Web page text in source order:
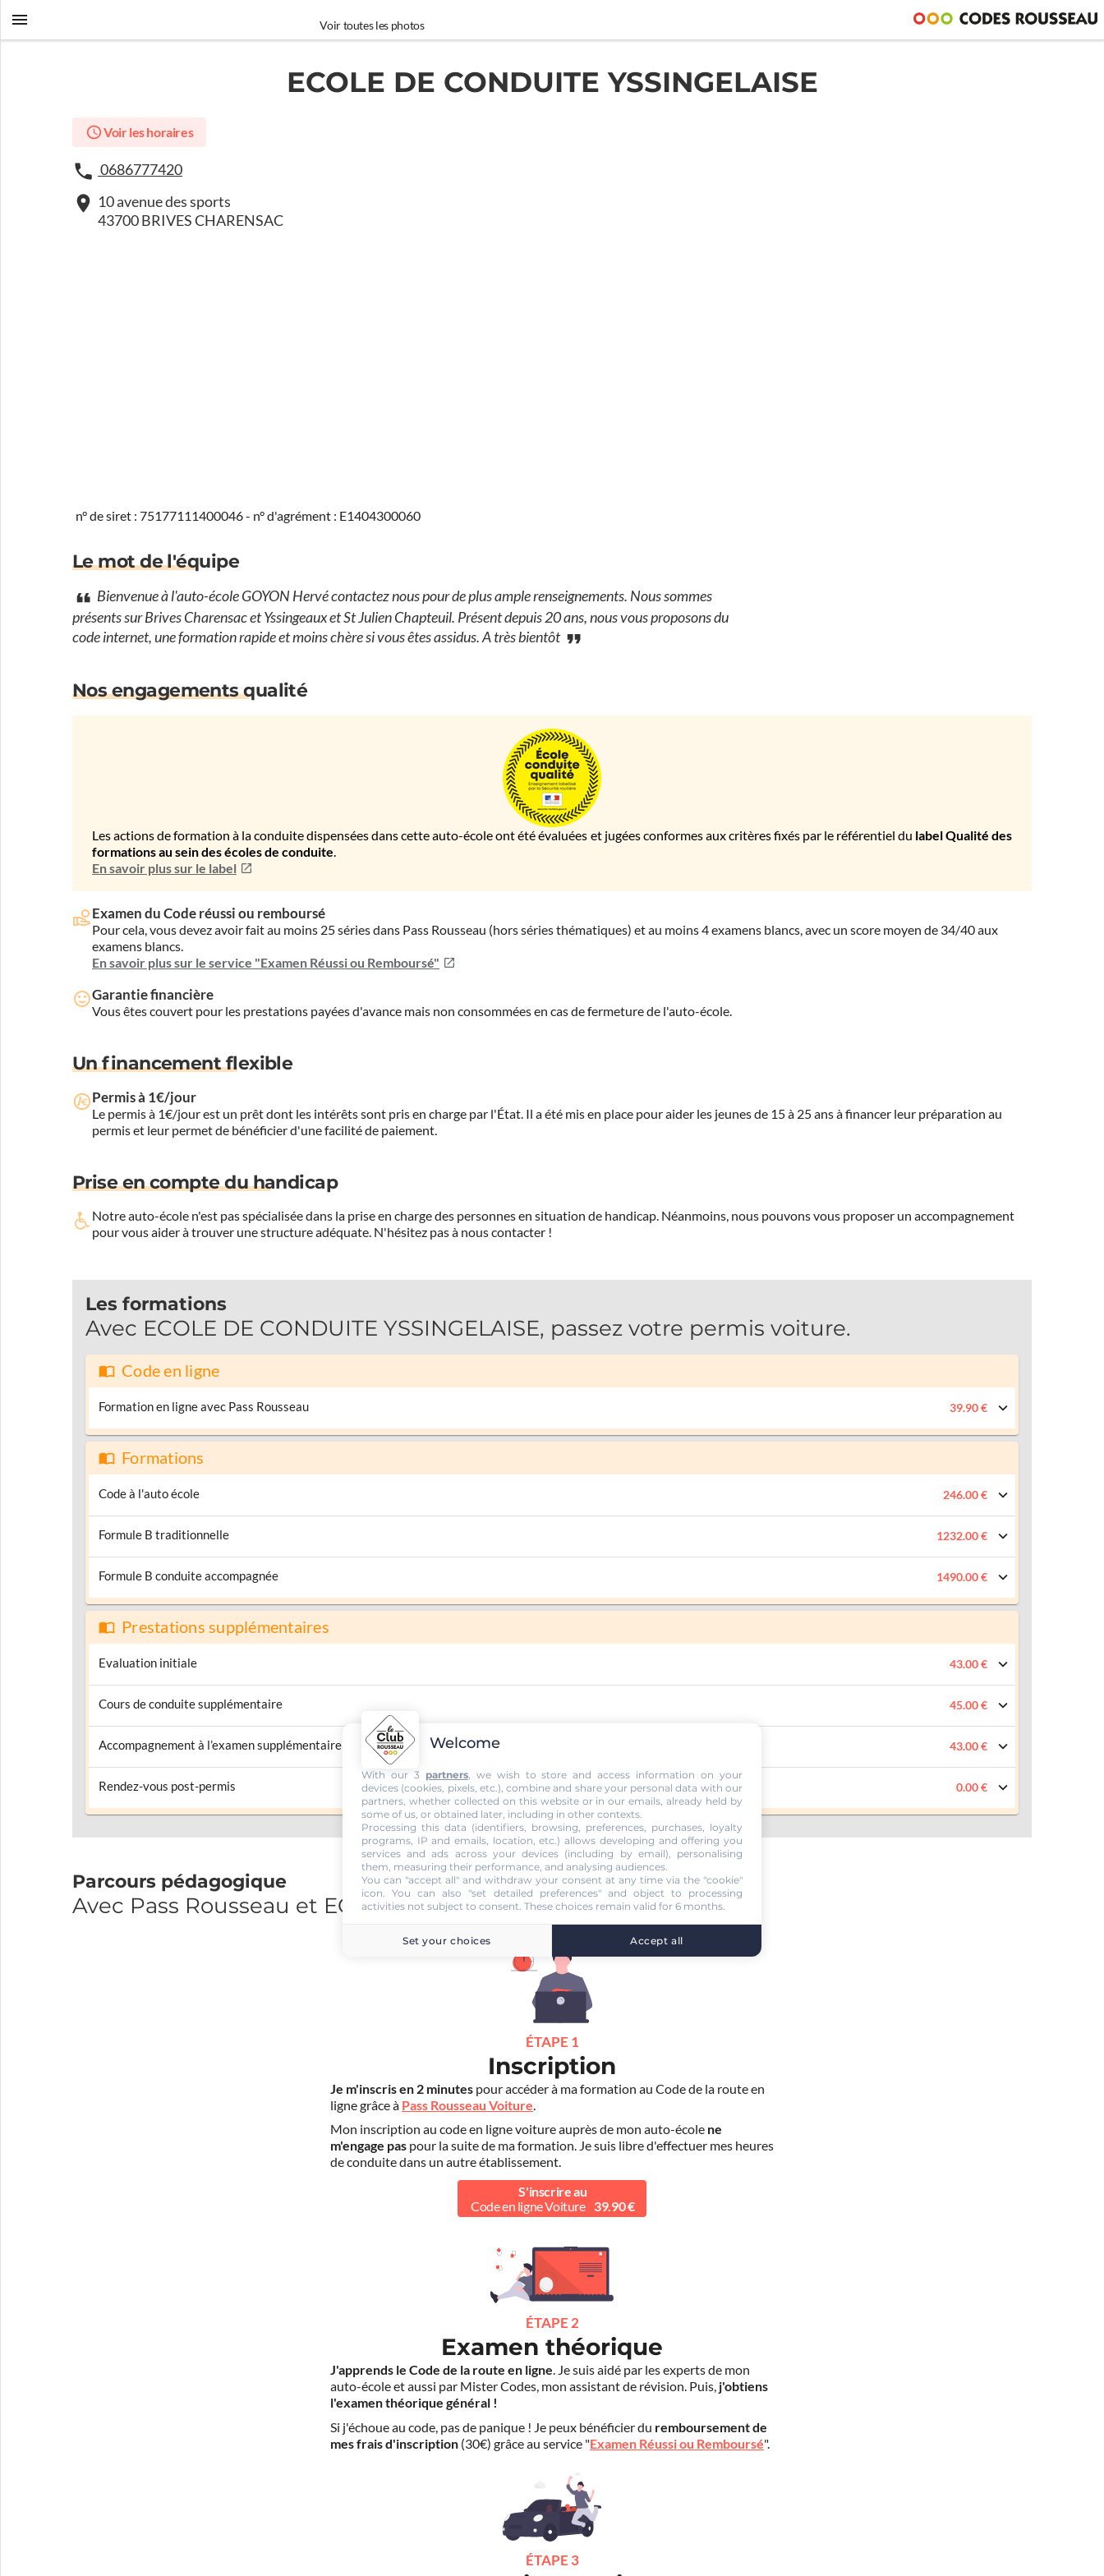
Voir toutes les photos
ECOLE DE CONDUITE YSSINGELAISE
Voir les horaires
0686777420
10 avenue des sports
43700 BRIVES CHARENSAC
n° de siret : 75177111400046 - n° d'agrément : E1404300060
Le mot de l'équipe
Bienvenue à l'auto-école GOYON Hervé contactez nous pour de plus ample renseignements. Nous sommes
présents sur Brives Charensac et Yssingeaux et St Julien Chapteuil. Présent depuis 20 ans, nous vous proposons du
code internet, une formation rapide et moins chère si vous êtes assidus. A très bientôt
Nos engagements qualité
Les actions de formation à la conduite dispensées dans cette auto-école ont été évaluées et jugées conformes aux critères fixés par le référentiel du label Qualité des
formations au sein des écoles de conduite.
En savoir plus sur le label
Examen du Code réussi ou remboursé
Pour cela, vous devez avoir fait au moins 25 séries dans Pass Rousseau (hors séries thématiques) et au moins 4 examens blancs, avec un score moyen de 34/40 aux
examens blancs.
En savoir plus sur le service "Examen Réussi ou Remboursé"
Garantie financière
Vous êtes couvert pour les prestations payées d'avance mais non consommées en cas de fermeture de l'auto-école.
Un financement flexible
Permis à 1€/jour
Le permis à 1€/jour est un prêt dont les intérêts sont pris en charge par l'État. Il a été mis en place pour aider les jeunes de 15 à 25 ans à financer leur préparation au
permis et leur permet de bénéficier d'une facilité de paiement.
Prise en compte du handicap
Notre auto-école n'est pas spécialisée dans la prise en charge des personnes en situation de handicap. Néanmoins, nous pouvons vous proposer un accompagnement
pour vous aider à trouver une structure adéquate. N'hésitez pas à nous contacter !
Les formations
Avec ECOLE DE CONDUITE YSSINGELAISE, passez votre permis voiture.
Code en ligne
Formation en ligne avec Pass Rousseau 39.90 €
Formations
Code à l'auto école 246.00 €
Formule B traditionnelle 1232.00 €
Formule B conduite accompagnée 1490.00 €
Prestations supplémentaires
Evaluation initiale 43.00 €
Cours de conduite supplémentaire 45.00 €
Accompagnement à l’examen supplémentaire 43.00 €
Rendez-vous post-permis 0.00 €
Parcours pédagogique
Avec Pass Rousseau et ECOLE DE CONDUITE YSSINGELAISE
ÉTAPE 1
Inscription
Je m'inscris en 2 minutes pour accéder à ma formation au Code de la route en
ligne grâce à Pass Rousseau Voiture.
Mon inscription au code en ligne voiture auprès de mon auto-école ne
m'engage pas pour la suite de ma formation. Je suis libre d'effectuer mes heures
de conduite dans un autre établissement.
S'inscrire au
Code en ligne Voiture
39.90 €
ÉTAPE 2
Examen théorique
J'apprends le Code de la route en ligne. Je suis aidé par les experts de mon
auto-école et aussi par Mister Codes, mon assistant de révision. Puis, j'obtiens
l'examen théorique général !
Si j'échoue au code, pas de panique ! Je peux bénéficier du remboursement de
mes frais d'inscription (30€) grâce au service "Examen Réussi ou Remboursé".
ÉTAPE 3
Welcome
With our 3 partners, we wish to store and access information on your
devices (cookies, pixels, etc.), combine and share your personal data with our
partners, whether collected on this website or in our emails, already held by
some of us, or obtained later, including in other contexts.
Processing this data (identifiers, browsing, preferences, purchases, loyalty
programs, IP and emails, location, etc.) allows developing and offering you
services and ads across your devices (including by email), personalising
them, measuring their performance, and analysing audiences.
You can "accept all" and withdraw your consent at any time via the "cookie"
icon. You can also "set detailed preferences" and object to processing
activities not subject to consent. These choices remain valid for 6 months.
Set your choices Accept all